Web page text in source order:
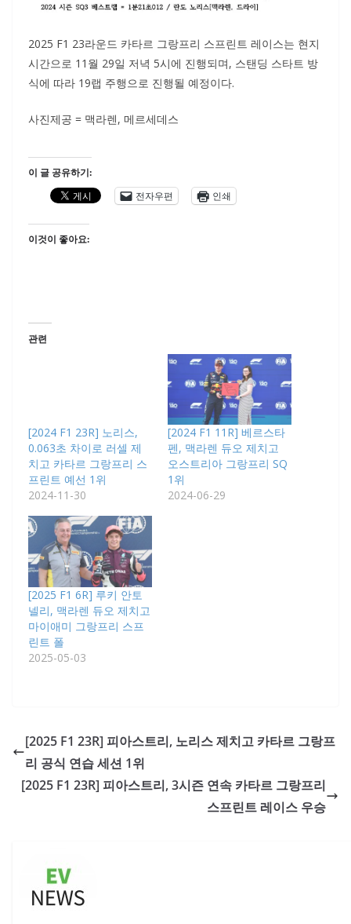
2025 F1 23라운드 카타르 그랑프리 스프린트 레이스는 현지
시간으로 11월 29일 저녁 5시에 진행되며, 스탠딩 스타트 방
식에 따라 19랩 주행으로 진행될 예정이다.
사진제공 = 맥라렌, 메르세데스
이 글 공유하기:
전자우편
인쇄
이것이 좋아요:
관련
[2024 F1 23R] 노리스,
0.063초 차이로 러셀 제
치고 카타르 그랑프리 스
프린트 예선 1위
2024-11-30
[2024 F1 11R] 베르스타
펜, 맥라렌 듀오 제치고
오스트리아 그랑프리 SQ
1위
2024-06-29
[2025 F1 6R] 루키 안토
넬리, 맥라렌 듀오 제치고
마이애미 그랑프리 스프
린트 폴
2025-05-03
[2025 F1 23R] 피아스트리, 노리스 제치고 카타르 그랑프
리 공식 연습 세션 1위
[2025 F1 23R] 피아스트리, 3시즌 연속 카타르 그랑프리
스프린트 레이스 우승